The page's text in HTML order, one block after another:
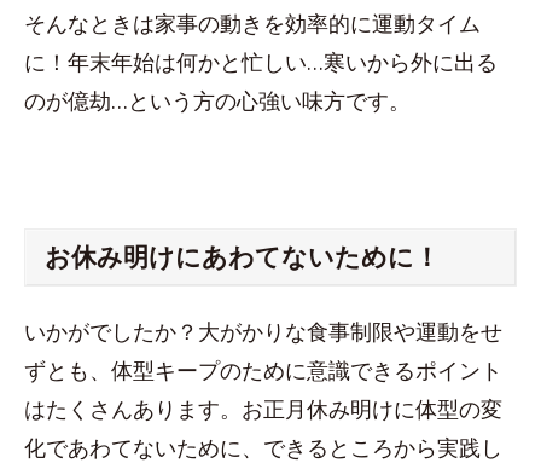
そんなときは家事の動きを効率的に運動タイム
に！年末年始は何かと忙しい…寒いから外に出る
のが億劫…という方の心強い味方です。
お休み明けにあわてないために！
いかがでしたか？大がかりな食事制限や運動をせ
ずとも、体型キープのために意識できるポイント
はたくさんあります。お正月休み明けに体型の変
化であわてないために、できるところから実践し